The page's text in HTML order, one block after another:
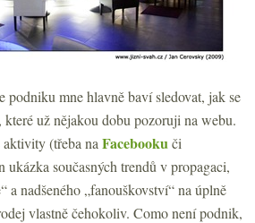
podniku mne hlavně baví sledovat, jak se
už nějakou dobu pozoruji na webu.
(třeba na Facebookuči
ukázka současných trendů v propagaci,
a nadšeného „fanouškovství“ na úplně
vlastně čehokoliv. Como není podnik,